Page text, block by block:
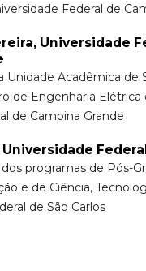
Federal de
Universidade
Unidade Acadêmica de
de Engenharia
de Campina Grande
Universidade
programas de Pós-
e de Ciência,
de São Carlos